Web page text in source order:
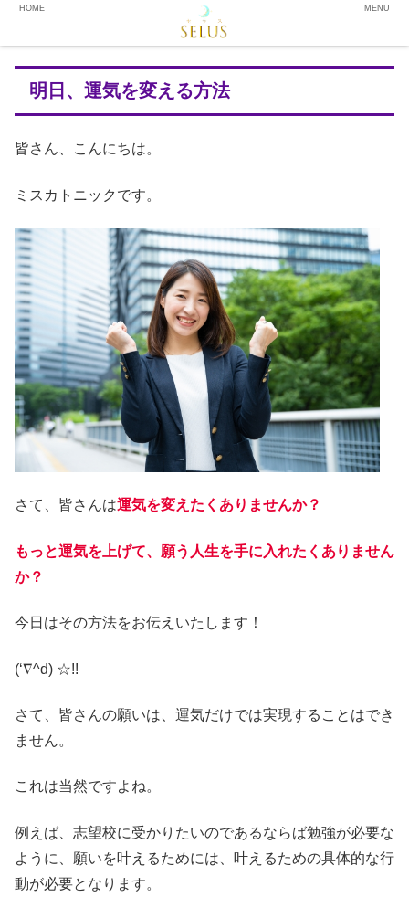
明日、運気を変える方法
皆さん、こんにちは。
ミスカトニックです。
さて、皆さんは運気を変えたくありませんか？
もっと運気を上げて、願う人生を手に入れたくありません
か？
今日はその方法をお伝えいたします！
(‘∇^d) ☆!!
さて、皆さんの願いは、運気だけでは実現することはでき
ません。
これは当然ですよね。
例えば、志望校に受かりたいのであるならば勉強が必要な
ように、願いを叶えるためには、叶えるための具体的な行
動が必要となります。
HOME MENU